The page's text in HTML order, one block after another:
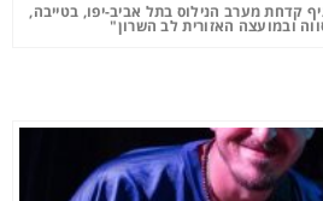
קדחת מערב הנילוס בתל אביב-יפו, בטייבה,
ובמועצה האזורית לב השרון"